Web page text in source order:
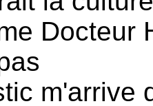
Docteur
m'arrive